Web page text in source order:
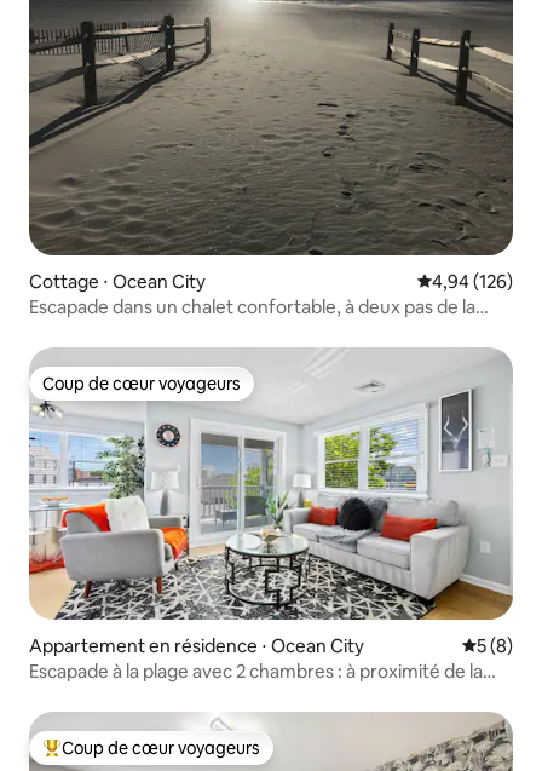
Cottage ⋅ Ocean City Évaluation
4,94 (126)
Escapade dans un chalet confortable, à deux pas de la
Coup de cœur voyageurs
Coup de cœur voyageurs
Appartement en résidence ⋅ Ocean City
5 (8)
Escapade à la plage avec 2 chambres : à proximité de la
Coups de cœur voyageurs les plus appréciés
Coup de cœur voyageurs